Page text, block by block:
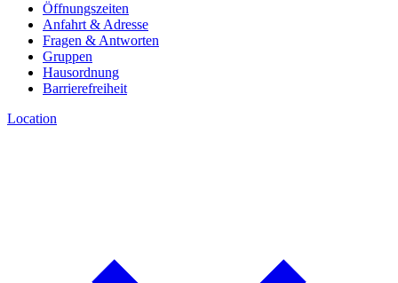
Öffnungszeiten
Anfahrt & Adresse
Fragen & Antworten
Gruppen
Hausordnung
Barrierefreiheit
Location